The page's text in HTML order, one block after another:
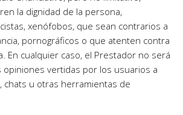
la dignidad de la persona,
xenófobos, que sean contrarios a
pornográficos o que atenten contra
En cualquier caso, el Prestador no será
opiniones vertidas por los usuarios a
chats u otras herramientas de